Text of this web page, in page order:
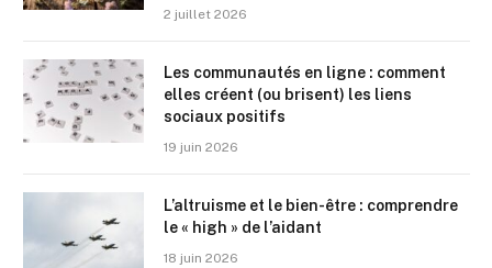
2 juillet 2026
Les communautés en ligne : comment
elles créent (ou brisent) les liens
sociaux positifs
19 juin 2026
L’altruisme et le bien-être : comprendre
le « high » de l’aidant
18 juin 2026